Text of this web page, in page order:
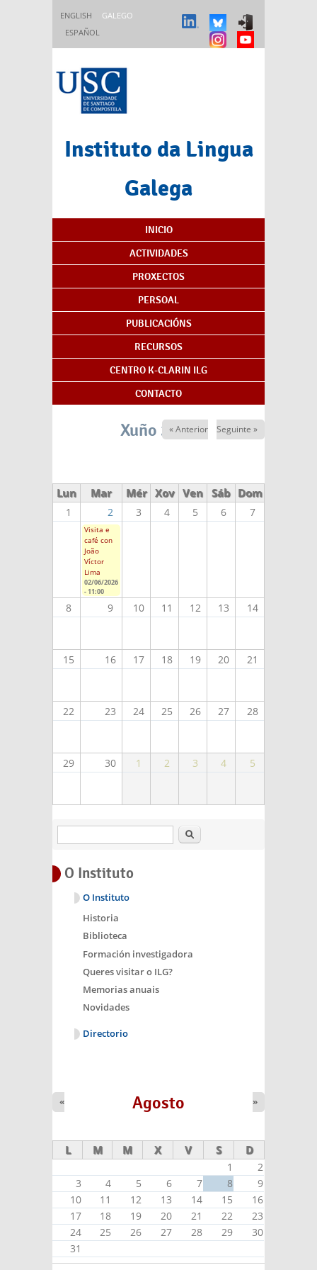
ENGLISH
GALEGO
ESPAÑOL
Instituto da Lingua
Galega
Índice de contidos
INICIO
ACTIVIDADES
PROXECTOS
PERSOAL
PUBLICACIÓNS
RECURSOS
CENTRO K-CLARIN ILG
CONTACTO
Xuño 2026
« Anterior Seguinte »
Lun Mar Mér Xov Ven Sáb Dom
1 2 3 4 5 6 7
Visita e
café con
João
Víctor
Lima
02/06/2026
- 11:00
8 9 10 11 12 13 14
15 16 17 18 19 20 21
22 23 24 25 26 27 28
29 30 1 2 3 4 5
Buscar
O Instituto
O Instituto
Historia
Biblioteca
Formación investigadora
Queres visitar o ILG?
Memorias anuais
Novidades
Directorio
Agosto
« »
L M M X V S D
1
2
3
4 5 6 7 8
9
10
11 12 13 14 15
16
17
18 19 20 21 22
23
24
25 26 27 28 29
30
31